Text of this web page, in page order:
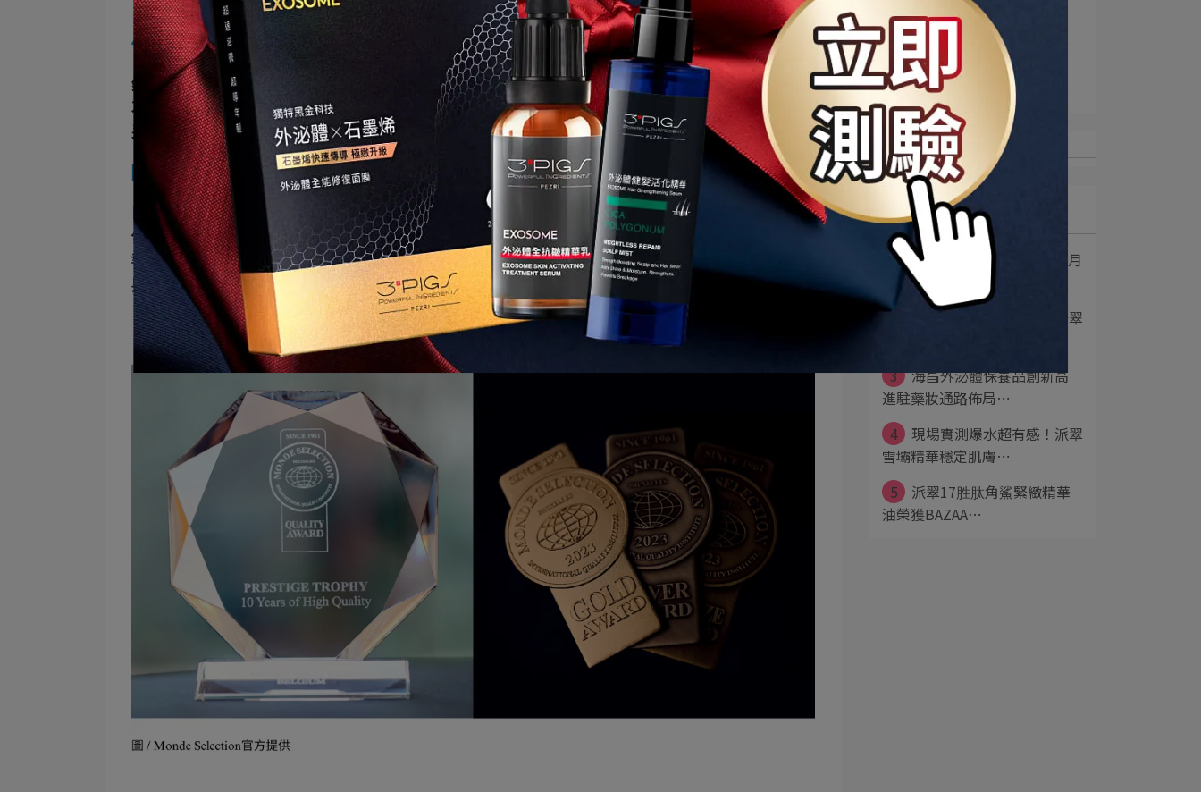
告別斑點 迎接無瑕 │ 21胜肽美白淡斑霜
針對肌膚斑點及局部暗沉所設計，結合了獨特21胜肽、高濃度傳明酸及來自阿爾卑斯山的珍稀山
花精萃取，阻斷暗沉，淡化斑點，解決肌膚瑕疵，還原勻淨膚色並使肌膚明亮剔透，
散發潤白光
采，使用14天對於改善肌膚暗沉與乾燥的滿意度達85%以上*，水嫩度提升更高達98%*!
關於Monde Selection®
自 1961 年於比利時創立，累積62年豐富評鑑經驗。
世界品質評鑑大賞委任各領域專家評審團並
依循嚴格的評核流程，為世界最具有公信力的評鑑機構之一！2023年評選近90個國家、約3000件
報名產品，Monde Selection 總裁 Louis Poot Baudier 表示：「PEZRI派翠17胜肽緊緻亮采眼霜
與21胜肽美白淡斑霜的產品品質，消費者值得信賴」。
17胜肽
胜肽
17胜肽PRO緊緻乳霜
海昌20週年慶
最新記事
1
海昌X派翠 20週年慶，月月
抽隋棠愛用１⋯
2
外泌體安瓶衝上國際！派翠
3 海昌外泌體保養品創新高
進駐藥妝通路佈局⋯
4
現場實測爆水超有感！派翠
雪壩精華穩定肌膚⋯
5
派翠17胜肽角鯊緊緻精華
油榮獲BAZAA⋯